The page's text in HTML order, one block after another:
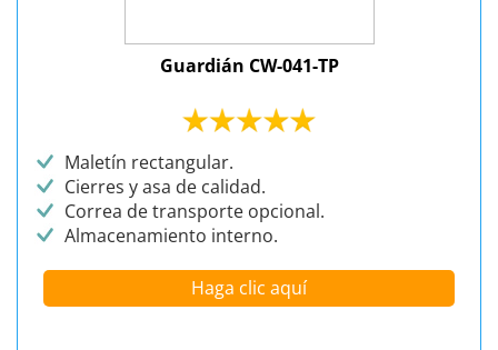
Guardián CW-041-TP
Maletín rectangular.
Cierres y asa de calidad.
Correa de transporte opcional.
Almacenamiento interno.
Haga clic aquí